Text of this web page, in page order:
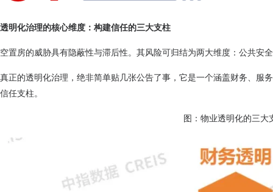
透明化治理的核心维度：构建信任的三大支柱
空置房的威胁具有隐蔽性与滞后性。其风险可归结为两大维度：公共安
真正的透明化治理，绝非简单贴几张公告了事，它是一个涵盖财务、服
信任支柱。
图：物业透明化的三大